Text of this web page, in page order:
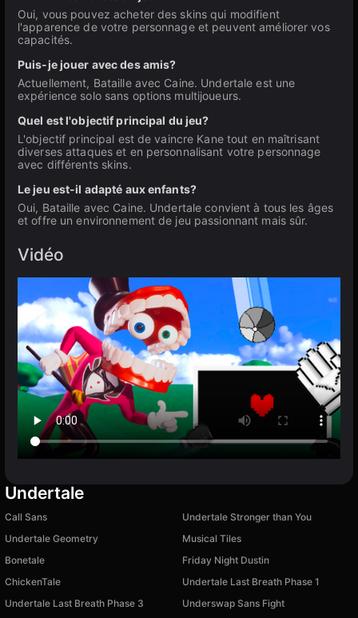
Oui, vous pouvez acheter des skins qui modifient
l'apparence de votre personnage et peuvent améliorer vos
capacités.
Puis-je jouer avec des amis?
Actuellement, Bataille avec Caine. Undertale est une
expérience solo sans options multijoueurs.
Quel est l'objectif principal du jeu?
L'objectif principal est de vaincre Kane tout en maîtrisant
diverses attaques et en personnalisant votre personnage
avec différents skins.
Le jeu est-il adapté aux enfants?
Oui, Bataille avec Caine. Undertale convient à tous les âges
et offre un environnement de jeu passionnant mais sûr.
Vidéo
Undertale
Call Sans
Undertale Stronger than You
Undertale Geometry
Musical Tiles
Bonetale
Friday Night Dustin
ChickenTale
Undertale Last Breath Phase 1
Undertale Last Breath Phase 3
Underswap Sans Fight